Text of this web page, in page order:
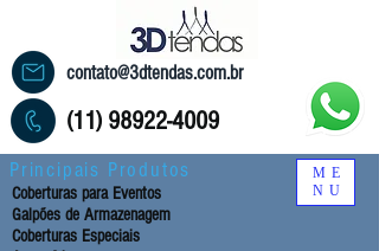
ME
NU
Coberturas para Eventos
Galpões de Armazenagem
Coberturas Especiais
Principais Produtos
contato@3dtendas.com.br
(11) 98922-4009